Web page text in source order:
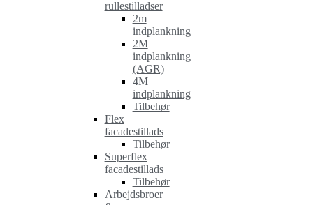
rullestilladser
2m
indplankning
2M
indplankning
(AGR)
4M
indplankning
Tilbehør
Flex
facadestillads
Tilbehør
Superflex
facadestillads
Tilbehør
Arbejdsbroer